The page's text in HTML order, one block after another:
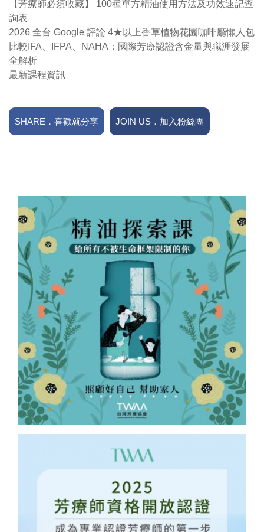
【芳療師必須收藏】 100種單方精油使用方法及功效速記查
詢表
2026 全台 Google 評論 4★以上香草植物花園咖啡廳懶人包
比較IFA、IFPA、NAHA：國際芳療認證含金量與職涯發展
全解析
最新課程資訊
SHARE．喜歡就分享 JOIN US．加入粉絲團